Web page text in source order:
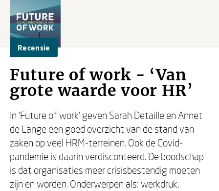
Recensie
Future of work - ‘Van
grote waarde voor HR’
In ‘Future of work’ geven Sarah Detaille en Annet
de Lange een goed overzicht van de stand van
zaken op veel HRM-terreinen. Ook de Covid-
pandemie is daarin verdisconteerd. De boodschap
is dat organisaties meer crisisbestendig moeten
zijn en worden. Onderwerpen als: werkdruk,